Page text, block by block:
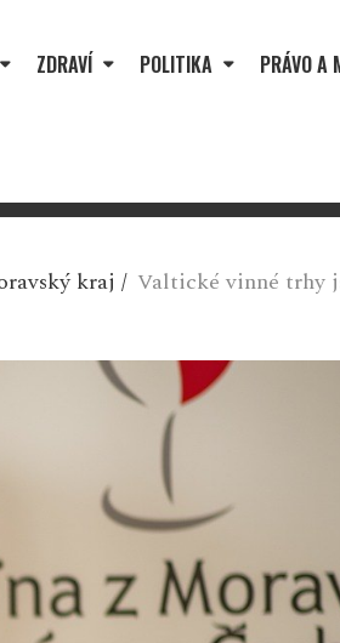
ZDRAVÍ POLITIKA PRÁVO A
kraj / Valtické vinné trhy